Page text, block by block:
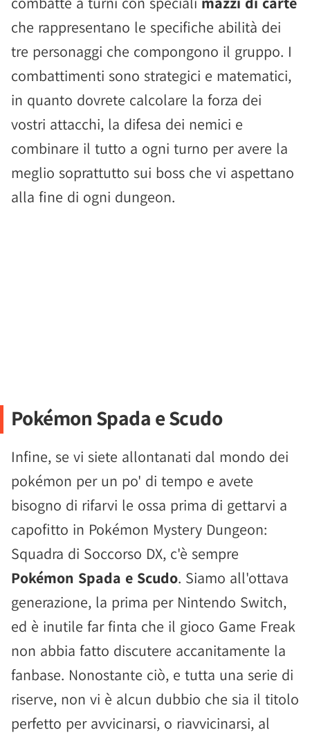
che rappresentano le specifiche abilità dei
tre personaggi che compongono il gruppo. I
combattimenti sono strategici e matematici,
in quanto dovrete calcolare la forza dei
vostri attacchi, la difesa dei nemici e
combinare il tutto a ogni turno per avere la
meglio soprattutto sui boss che vi aspettano
alla fine di ogni dungeon.
Pokémon Spada e Scudo
Infine, se vi siete allontanati dal mondo dei
pokémon per un po' di tempo e avete
bisogno di rifarvi le ossa prima di gettarvi a
capofitto in Pokémon Mystery Dungeon:
Squadra di Soccorso DX, c'è sempre
Pokémon Spada e Scudo. Siamo all'ottava
generazione, la prima per Nintendo Switch,
ed è inutile far finta che il gioco Game Freak
non abbia fatto discutere accanitamente la
fanbase. Nonostante ciò, e tutta una serie di
riserve, non vi è alcun dubbio che sia il titolo
perfetto per avvicinarsi, o riavvicinarsi, al